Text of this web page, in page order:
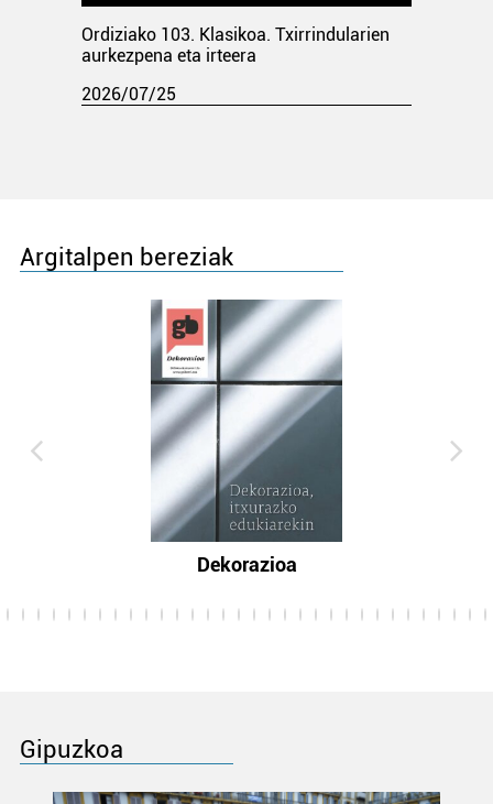
Ordiziako 103. Klasikoa. Txirrindularien
aurkezpena eta irteera
2026/07/25
Argitalpen bereziak
Dekorazioa
Gipuzkoa